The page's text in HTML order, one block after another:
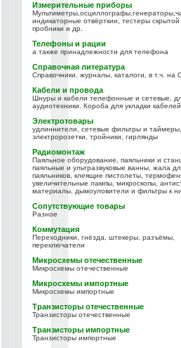
Измерительные приборы
индикаторные отвёрткии, тестеры скрытой
пробники и др.
Телефоны и рации
а также принадлежности для телефона
Справочная литература
Справочники, журналы, каталоги, в т.ч. на
Кабели и провода
Шнуры и кабели телефонные и сетевые,
аудиотехники. Короба для укладки кабелей
Электротовары
удлиннители, сетевые фильтры и таймеры,
электророзетки, тройники, гирлянды
Радиомонтаж
Паяльное оборудование, паяльники и
паяльные и ультразвуковые ванны, жала
паяльников, клеящие пистолеты,
увеличительные лампы, микроскопы,
материалы, дымоуловители и фильтры к
Сопутствующие товары
Разное
Коммутация
Переходники, гнёзда, штекеры, разъёмы,
переключатели
Микросхемы отечественные
Микросхемы отечественные
Микросхемы импортные
Микросхемы импортные
Транзисторы отечественные
Транзисторы отечественные
Транзисторы импортные
Транзисторы импортные